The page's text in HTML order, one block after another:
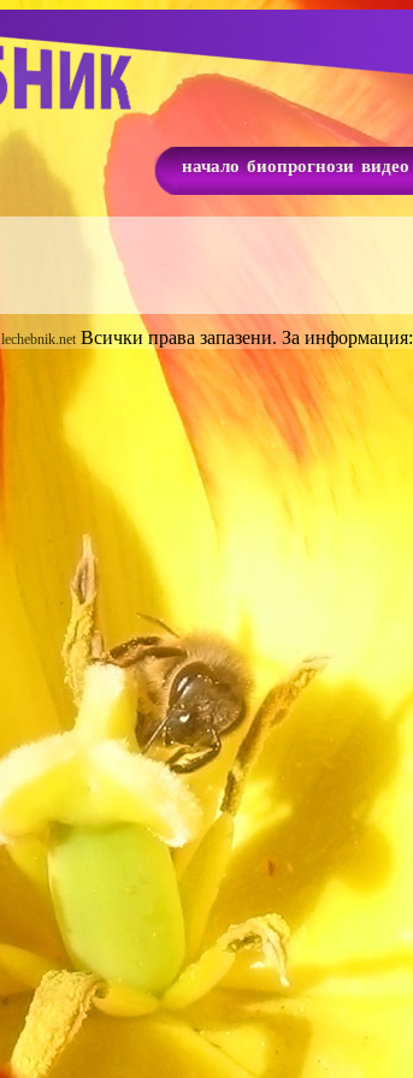
начало биопрогнози видео
lechebnik.net Всички права запазени. За информация: